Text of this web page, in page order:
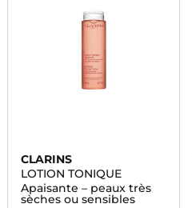
CLARINS
LOTION TONIQUE
Apaisante – peaux très
sèches ou sensibles